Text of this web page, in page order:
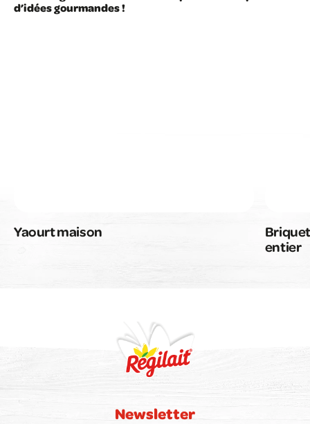
d’idées gourmandes !
Yaourt maison
entier
Newsletter